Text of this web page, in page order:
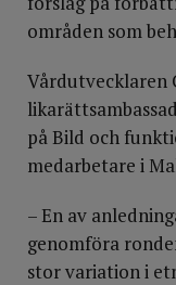
områden som
Vårdutvecklaren
på Bild och
medarbetare i
– En av
genomföra
stor variation i